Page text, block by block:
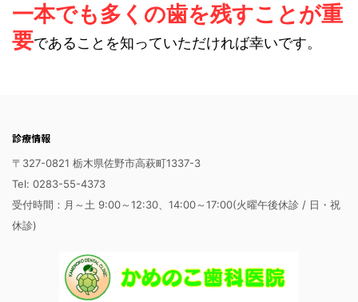
一本でも多くの歯を残すことが重
要であることを知っていただければ幸いです。
診療情報
〒327-0821 栃木県佐野市高萩町1337-3
Tel: 0283-55-4373
受付時間：月～土 9:00～12:30、14:00～17:00(火曜午後休診 / 日・祝
休診)